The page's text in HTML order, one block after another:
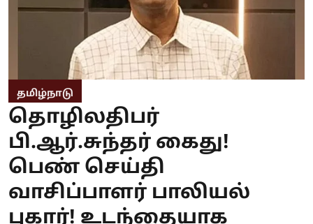
தமிழ்நாடு
தொழிலதிபர்
பி.ஆர்.சுந்தர் கைது!
பெண் செய்தி
வாசிப்பாளர் பாலியல்
புகார்! உடந்தையாக